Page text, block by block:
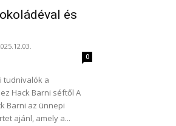
és
0
tudnivalók a
Hack Barni séftől A
Barni az ünnepi
ajánl, amely a...